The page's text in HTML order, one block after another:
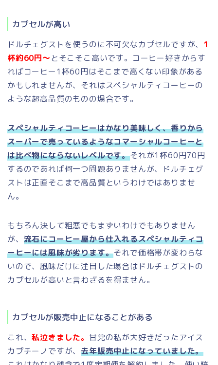
カプセルが高い
ドルチェグストを使うのに不可欠なカプセルですが、 1
杯約60円～とそこそこ高いです。コーヒー好きからす
ればコーヒー1杯60円はそこまで高くない印象がある
かもしれませんが、それはスペシャルティコーヒーの
ような超高品質のものの場合です。
スペシャルティコーヒーはかなり美味しく、香りから
スーパーで売っているようなコマーシャルコーヒーと
は比べ物にならないレベルです。それが1杯60円70円
するのであれば何一つ問題ありませんが、ドルチェグ
ストは正直そこまで高品質というわけではありませ
ん。
もちろん決して粗悪でもまずいわけでもありません
が、 流石にコーヒー屋から仕入れるスペシャルティコ
ーヒーには風味が劣ります。それで価格帯が変わらな
いので、風味だけに注目した場合はドルチェグストの
カプセルが高いと言わざるを得ません。
カプセルが販売中止になることがある
これ、私泣きました。 甘党の私が大好きだったアイス
カプチーノですが、去年販売中止になっていました。